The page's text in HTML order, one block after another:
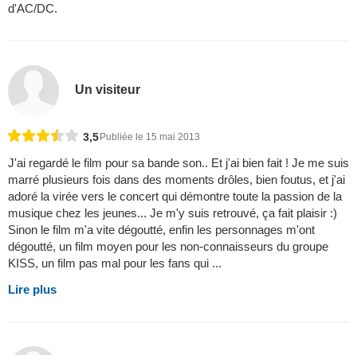
d'AC/DC.
Un visiteur
3,5Publiée le 15 mai 2013
J'ai regardé le film pour sa bande son.. Et j'ai bien fait ! Je me suis
marré plusieurs fois dans des moments drôles, bien foutus, et j'ai
adoré la virée vers le concert qui démontre toute la passion de la
musique chez les jeunes... Je m'y suis retrouvé, ça fait plaisir :)
Sinon le film m'a vite dégoutté, enfin les personnages m'ont
dégoutté, un film moyen pour les non-connaisseurs du groupe
KISS, un film pas mal pour les fans qui ...
Lire plus